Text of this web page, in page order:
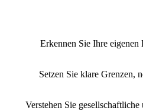
Erkennen Sie Ihre
Setzen Sie klare Grenzen,
Verstehen Sie